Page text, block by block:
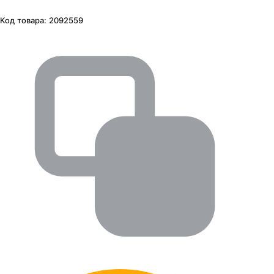
Код товара: 2092559